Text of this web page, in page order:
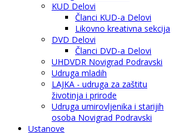
KUD Delovi
Članci KUD-a Delovi
Likovno kreativna sekcija
DVD Delovi
Članci DVD-a Delovi
UHDVDR Novigrad Podravski
Udruga mladih
LAJKA - udruga za zaštitu
životinja i prirode
Udruga umirovljenika i starijih
osoba Novigrad Podravski
Ustanove